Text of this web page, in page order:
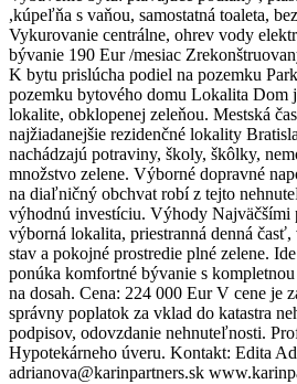
,kúpeľňa s vaňou, samostatná toaleta,
Vykurovanie centrálne, ohrev vody
bývanie 190 Eur /mesiac
K bytu prislúcha podiel na pozemku
pozemku bytového domu Lokalita Dom
lokalite, obklopenej zeleňou. Mestská
najžiadanejšie rezidenčné lokality
nachádzajú potraviny, školy, škôlky,
množstvo zelene. Výborné dopravné
na diaľničný obchvat robí z tejto
výhodnú investíciu. Výhody Najväčšími
výborná lokalita, priestranná denná
stav a pokojné prostredie plné zelene.
ponúka komfortné bývanie s
na dosah. Cena: 224 000 Eur V cene je
správny poplatok za vklad do katastra
podpisov, odovzdanie nehnuteľnosti.
Hypotekárneho úveru. Kontakt: Edita
adrianova@karinpartners.sk